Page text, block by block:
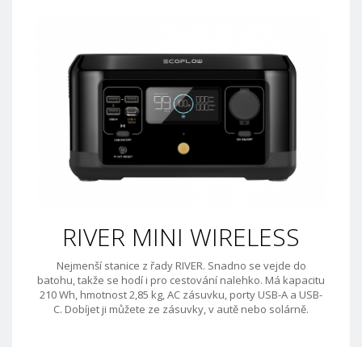
RIVER MINI WIRELESS
Nejmenší stanice z řady RIVER. Snadno se vejde do
batohu, takže se hodí i pro cestování nalehko. Má kapacitu
210 Wh, hmotnost 2,85 kg, AC zásuvku, porty USB-A a USB-
C. Dobíjet ji můžete ze zásuvky, v autě nebo solárně.